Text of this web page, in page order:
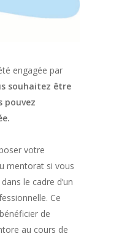
engagée par
souhaitez être
pouvez
votre
mentorat si vous
le cadre d’un
Ce
de
au cours de